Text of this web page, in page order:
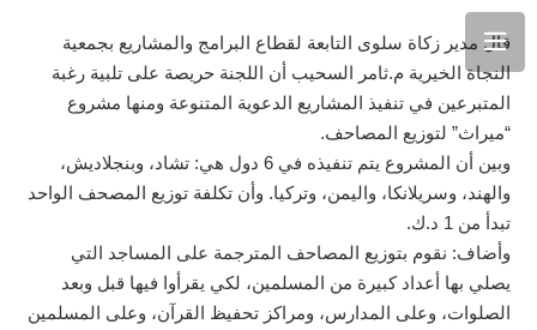
قال مدير زكاة سلوى التابعة لقطاع البرامج والمشاريع بجمعية
النجاة الخيرية م.ثامر السحيب أن اللجنة حريصة على تلبية رغبة
المتبرعين في تنفيذ المشاريع الدعوية المتنوعة ومنها مشروع
“ميراث” لتوزيع المصاحف.
وبين أن المشروع يتم تنفيذه في 6 دول هي: تشاد، وبنجلاديش،
والهند، وسريلانكا، واليمن، وتركيا. وأن تكلفة توزيع المصحف الواحد
تبدأ من 1 د.ك.
وأضاف: نقوم بتوزيع المصاحف المترجمة على المساجد التي
يصلي بها أعداد كبيرة من المسلمين، لكي يقرأوا فيها قبل وبعد
الصلوات، وعلى المدارس، ومراكز تحفيظ القرآن، وعلى المسلمين